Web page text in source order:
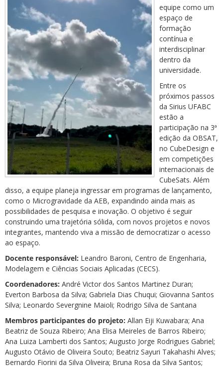
equipe como um
espaço de
formação
contínua e
interdisciplinar
dentro da
universidade.
Entre os
próximos passos
da Sirius UFABC
estão a
participação na 3ª
edição da OBSAT,
no CubeDesign e
em competições
internacionais de
CubeSats. Além
disso, a equipe planeja ingressar em programas de lançamento,
como o Microgravidade da AEB, expandindo ainda mais as
possibilidades de pesquisa e inovação. O objetivo é seguir
construindo uma trajetória sólida, com novos projetos e novos
integrantes, mantendo viva a missão de democratizar o acesso
ao espaço.
Docente responsável: Leandro Baroni, Centro de Engenharia,
Modelagem e Ciências Sociais Aplicadas (CECS).
Coordenadores: André Victor dos Santos Martinez Duran;
Everton Barbosa da Silva; Gabriela Dias Chuqui; Giovanna Santos
Silva; Leonardo Severgnine Maioli; Rodrigo Silva de Santana
Membros participantes do projeto: Allan Eiji Kuwabara; Ana
Beatriz de Souza Ribeiro; Ana Elisa Meireles de Barros Ribeiro;
Ana Luiza Lamberti dos Santos; Augusto Jorge Rodrigues Gabriel;
Augusto Otávio de Oliveira Souto; Beatriz Sayuri Takahashi Alves;
Bernardo Fiorini da Silva Oliveira; Bruna Rosa da Silva Santos;